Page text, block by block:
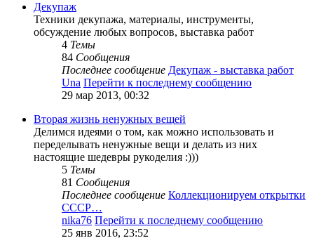
Декупаж
Техники декупажа, материалы, инструменты,
обсуждение любых вопросов, выставка работ
4 Темы
84 Сообщения
Последнее сообщение Декупаж - выставка работ
Una Перейти к последнему сообщению
29 мар 2013, 00:32
Вторая жизнь ненужных вещей
Делимся идеями о том, как можно использовать и
переделывать ненужные вещи и делать из них
настоящие шедевры рукоделия :)))
5 Темы
81 Сообщения
Последнее сообщение Коллекционируем открытки
СССР…
nika76 Перейти к последнему сообщению
25 янв 2016, 23:52